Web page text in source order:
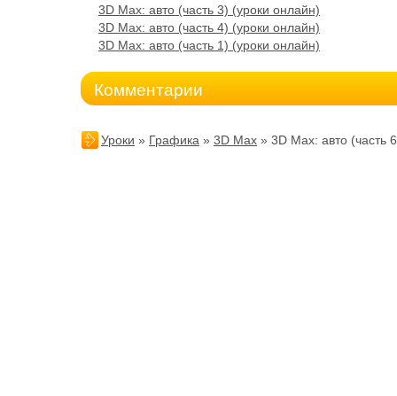
3D Max: авто (часть 3) (уроки онлайн)
3D Max: авто (часть 4) (уроки онлайн)
3D Max: авто (часть 1) (уроки онлайн)
Комментарии
Уроки » Графика » 3D Max » 3D Max: авто (часть